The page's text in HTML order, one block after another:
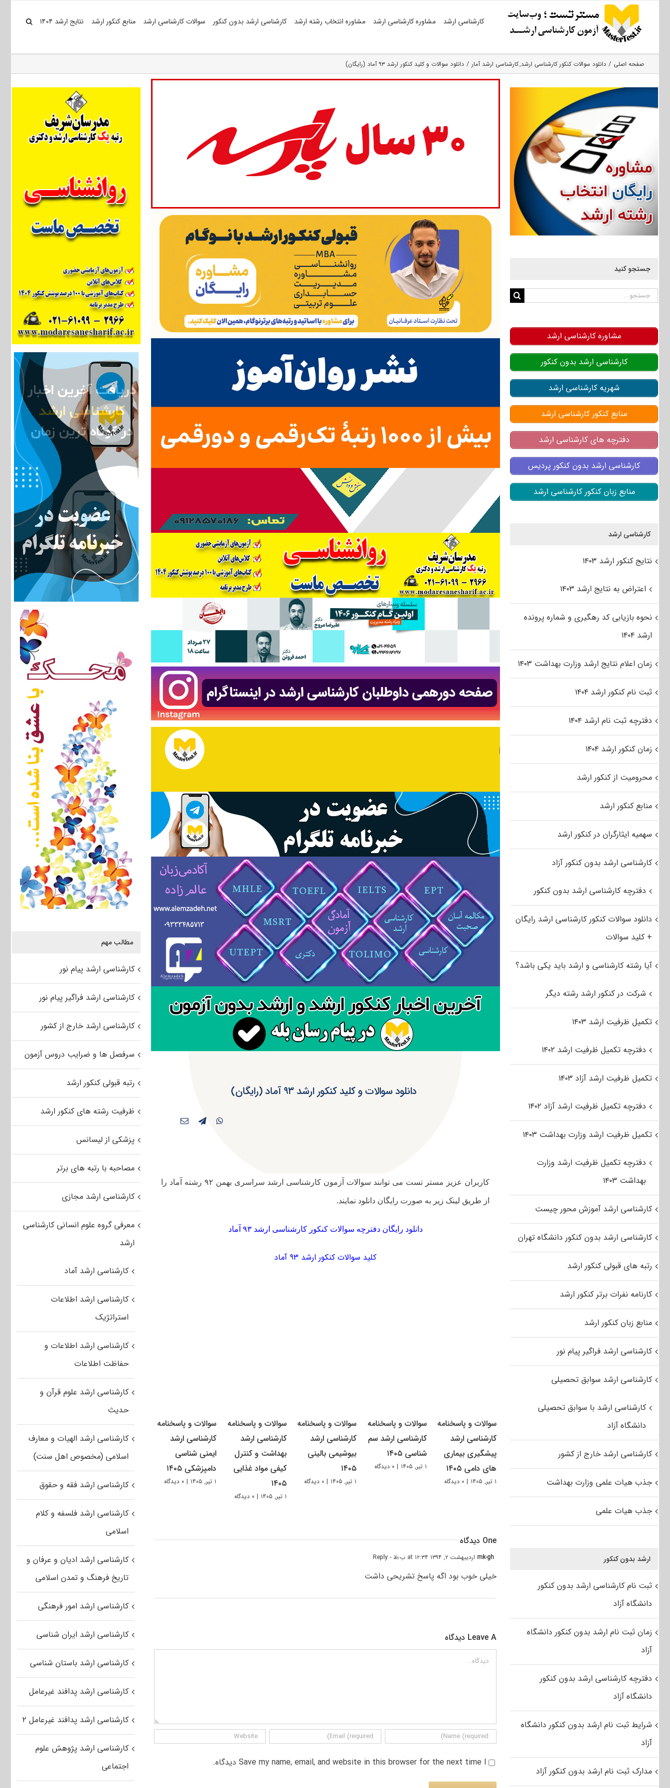
کارشناسی ارشد مشاوره کارشناسی ارشد مشاوره انتخاب رشته ارشد کارشناسی ارشد بدون کنکور سوالات کارشناسی ارشد منابع کنکور ارشد نتایج ارشد ۱۴۰۴
صفحه اصلی دانلود سوالات کنکور کارشناسی ارشد کارشناسی ارشد آمار دانلود سوالات و کلید کنکور ارشد ۹۳ آماد (رایگان)
دانلود سوالات و کلید کنکور ارشد ۹۳ آماد (رایگان)
کاربران عزیز مستر تست می توانند سوالات آزمون کارشناسی ارشد سراسری بهمن ۹۲ رشته آماد را
از طریق لینک زیر به صورت رایگان دانلود نمایند.
دانلود رایگان دفترچه سوالات کنکور کارشناسی ارشد ۹۳ آماد
کلید سوالات کنکور ارشد ۹۳ آماد
سوالات و پاسخنامه
کارشناسی ارشد
پیشگیری بیماری
های دامی ۱۴۰۵
۱ تیر, ۱۴۰۵ | ۰ دیدگاه
سوالات و پاسخنامه
کارشناسی ارشد سم
شناسی ۱۴۰۵
۱ تیر, ۱۴۰۵ | ۰ دیدگاه
سوالات و پاسخنامه
کارشناسی ارشد
بیوشیمی بالینی
۱۴۰۵
۱ تیر, ۱۴۰۵ | ۰ دیدگاه
سوالات و پاسخنامه
کارشناسی ارشد
بهداشت و کنترل
کیفی مواد غذایی
۱۴۰۵
۱ تیر, ۱۴۰۵ | ۰ دیدگاه
سوالات و پاسخنامه
کارشناسی ارشد
ایمنی شناسی
دامپزشکی ۱۴۰۵
۱ تیر, ۱۴۰۵ | ۰ دیدگاه
One دیدگاه
mk-gh اردیبهشت ۲, ۱۳۹۴ at ۱۲:۳۴ ب٫ظ - Reply
خیلی خوب بود اگه پاسخ تشریحی داشت
Leave A دیدگاه
دیدگاه
Save my name, email, and website in this browser for the next time I دیدگاه.
مطالب مهم
کارشناسی ارشد پیام نور
کارشناسی ارشد فراگیر پیام نور
کارشناسی ارشد خارج از کشور
سرفصل ها و ضرایب دروس آزمون
رتبه قبولی کنکور ارشد
ظرفیت رشته های کنکور ارشد
پزشکی از لیسانس
مصاحبه با رتبه های برتر
کارشناسی ارشد مجازی
معرفی گروه علوم انسانی کارشناسی
ارشد
کارشناسی ارشد آماد
کارشناسی ارشد اطلاعات
استراتژیک
کارشناسی ارشد اطلاعات و
حفاظت اطلاعات
کارشناسی ارشد علوم قرآن و
حدیث
کارشناسی ارشد الهیات و معارف
اسلامی (مخصوص اهل سنت)
کارشناسی ارشد فقه و حقوق
کارشناسی ارشد فلسفه و کلام
اسلامی
کارشناسی ارشد ادیان و عرفان و
تاریخ فرهنگ و تمدن اسلامی
کارشناسی ارشد امور فرهنگی
کارشناسی ارشد ایران شناسی
کارشناسی ارشد باستان شناسی
کارشناسی ارشد پدافند غیرعامل
کارشناسی ارشد پدافند غیرعامل ۲
کارشناسی ارشد پژوهش علوم
اجتماعی
جستجو کنید
جستجو
مشاوره کارشناسی ارشد
کارشناسی ارشد بدون کنکور
شهریه کارشناسی ارشد
منابع کنکور کارشناسی ارشد
دفترچه های کارشناسی ارشد
کارشناسی ارشد بدون کنکور پردیس
منابع زبان کنکور کارشناسی ارشد
کارشناسی ارشد
نتایج کنکور ارشد ۱۴۰۳
اعتراض به نتایج ارشد ۱۴۰۳
نحوه بازیابی کد رهگیری و شماره پرونده
ارشد ۱۴۰۴
زمان اعلام نتایج ارشد وزارت بهداشت ۱۴۰۳
ثبت نام کنکور ارشد ۱۴۰۴
دفترچه ثبت نام ارشد ۱۴۰۴
زمان کنکور ارشد ۱۴۰۴
محرومیت از کنکور ارشد
منابع کنکور ارشد
سهمیه ایثارگران در کنکور ارشد
کارشناسی ارشد بدون کنکور آزاد
دفترچه کارشناسی ارشد بدون کنکور
دانلود سوالات کنکور کارشناسی ارشد رایگان
+ کلید سوالات
آیا رشته کارشناسی و ارشد باید یکی باشد؟
شرکت در کنکور ارشد رشته دیگر
تکمیل ظرفیت ارشد ۱۴۰۳
دفترچه تکمیل ظرفیت ارشد ۱۴۰۲
تکمیل ظرفیت ارشد آزاد ۱۴۰۳
دفترچه تکمیل ظرفیت ارشد آزاد ۱۴۰۲
تکمیل ظرفیت ارشد وزارت بهداشت ۱۴۰۳
دفترچه تکمیل ظرفیت ارشد وزارت
بهداشت ۱۴۰۳
کارشناسی ارشد آموزش محور چیست
کارشناسی ارشد بدون کنکور دانشگاه تهران
رتبه های قبولی کنکور ارشد
کارنامه نفرات برتر کنکور ارشد
منابع زبان کنکور ارشد
کارشناسی ارشد فراگیر پیام نور
کارشناسی ارشد سوابق تحصیلی
کارشناسی ارشد با سوابق تحصیلی
دانشگاه آزاد
کارشناسی ارشد خارج از کشور
جذب هیات علمی وزارت بهداشت
جذب هیات علمی
ارشد بدون کنکور
ثبت نام کارشناسی ارشد بدون کنکور
دانشگاه آزاد
زمان ثبت نام ارشد بدون کنکور دانشگاه
آزاد
دفترچه کارشناسی ارشد بدون کنکور
دانشگاه آزاد
شرایط ثبت نام ارشد بدون کنکور دانشگاه
آزاد
مدارک ثبت نام ارشد بدون کنکور آزاد